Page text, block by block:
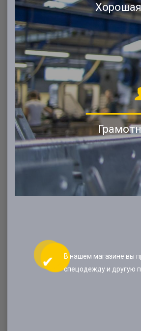
В нашем магазине вы
спецодежду и другую